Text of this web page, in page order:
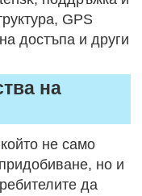
GPS
достъпа и други
на
не само
но и
да